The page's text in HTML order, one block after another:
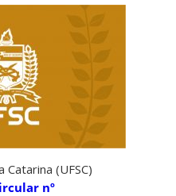
(UFSC)
nº